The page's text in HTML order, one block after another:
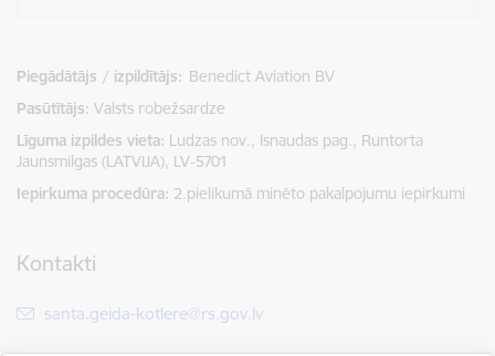
Piegādātājs / izpildītājs: Benedict Aviation BV
Pasūtītājs Valsts robežsardze
Līguma izpildes vieta Ludzas nov., Isnaudas pag., Runtorta
Jaunsmilgas (LATVIJA), LV-5701
Iepirkuma procedūra 2.pielikumā minēto pakalpojumu iepirkumi
Kontakti
E-pasts:
santa.geida-kotlere@rs.gov.lv